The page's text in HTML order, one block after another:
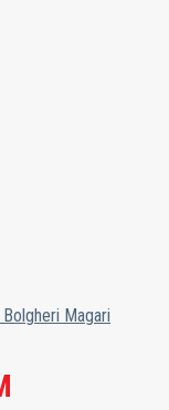
Bolgheri Magari